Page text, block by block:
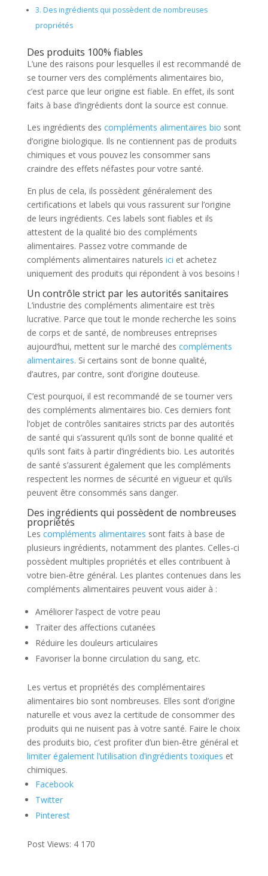
3. Des ingrédients qui possèdent de nombreuses
propriétés
Des produits 100% fiables
L’une des raisons pour lesquelles il est recommandé de
se tourner vers des compléments alimentaires bio,
c’est parce que leur origine est fiable. En effet, ils sont
faits à base d’ingrédients dont la source est connue.
Les ingrédients des compléments alimentaires bio sont
d’origine biologique. Ils ne contiennent pas de produits
chimiques et vous pouvez les consommer sans
craindre des effets néfastes pour votre santé.
En plus de cela, ils possèdent généralement des
certifications et labels qui vous rassurent sur l’origine
de leurs ingrédients. Ces labels sont fiables et ils
attestent de la qualité bio des compléments
alimentaires. Passez votre commande de
compléments alimentaires naturels ici et achetez
uniquement des produits qui répondent à vos besoins !
Un contrôle strict par les autorités sanitaires
L’industrie des compléments alimentaire est très
lucrative. Parce que tout le monde recherche les soins
de corps et de santé, de nombreuses entreprises
aujourd’hui, mettent sur le marché des compléments
alimentaires. Si certains sont de bonne qualité,
d’autres, par contre, sont d’origine douteuse.
C’est pourquoi, il est recommandé de se tourner vers
des compléments alimentaires bio. Ces derniers font
l’objet de contrôles sanitaires stricts par des autorités
de santé qui s’assurent qu’ils sont de bonne qualité et
qu’ils sont faits à partir d’ingrédients bio. Les autorités
de santé s’assurent également que les compléments
respectent les normes de sécurité en vigueur et qu’ils
peuvent être consommés sans danger.
Des ingrédients qui possèdent de nombreuses
propriétés
Les compléments alimentaires sont faits à base de
plusieurs ingrédients, notamment des plantes. Celles-ci
possèdent multiples propriétés et elles contribuent à
votre bien-être général. Les plantes contenues dans les
compléments alimentaires peuvent vous aider à :
Améliorer l’aspect de votre peau
Traiter des affections cutanées
Réduire les douleurs articulaires
Favoriser la bonne circulation du sang, etc.
Les vertus et propriétés des complémentaires
alimentaires bio sont nombreuses. Elles sont d’origine
naturelle et vous avez la certitude de consommer des
produits qui ne nuisent pas à votre santé. Faire le choix
des produits bio, c’est profiter d’un bien-être général et
limiter également l’utilisation d’ingrédients toxiques et
chimiques.
Facebook
Twitter
Pinterest
Post Views: 4 170